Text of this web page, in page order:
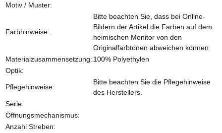
Motiv / Muster:
Farbhinweise:
Bitte beachten Sie, dass bei Online-
Bildern der Artikel die Farben auf dem
heimischen Monitor von den
Originalfarbtönen abweichen können.
Materialzusammensetzung: 100% Polyethylen
Optik:
Pflegehinweise:
Bitte beachten Sie die Pflegehinweise
des Herstellers.
Serie:
Öffnungsmechanismus:
Anzahl Streben: